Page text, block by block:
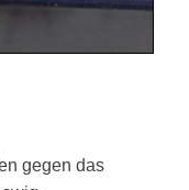
gegen das